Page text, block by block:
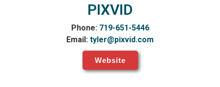
PIXVID
Phone: 719-651-5446
Email: tyler@pixvid.com
Website